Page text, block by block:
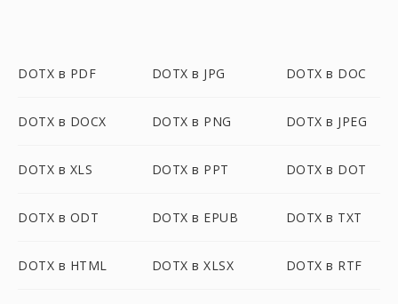
DOTX в PDF DOTX в JPG DOTX в DOC
DOTX в DOCX DOTX в PNG DOTX в JPEG
DOTX в XLS DOTX в PPT DOTX в DOT
DOTX в ODT DOTX в EPUB DOTX в TXT
DOTX в HTML DOTX в XLSX DOTX в RTF